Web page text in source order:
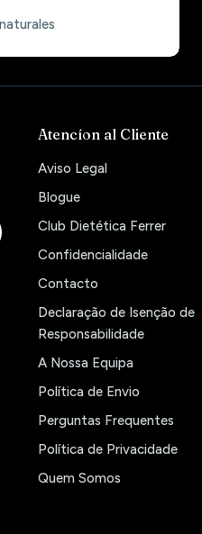
Atencíon al Cliente
Aviso Legal
Blogue
Club Dietética Ferrer
Confidencialidade
Contacto
Declaração de Isenção de
Responsabilidade
A Nossa Equipa
Política de Envio
Perguntas Frequentes
Política de Privacidade
Quem Somos